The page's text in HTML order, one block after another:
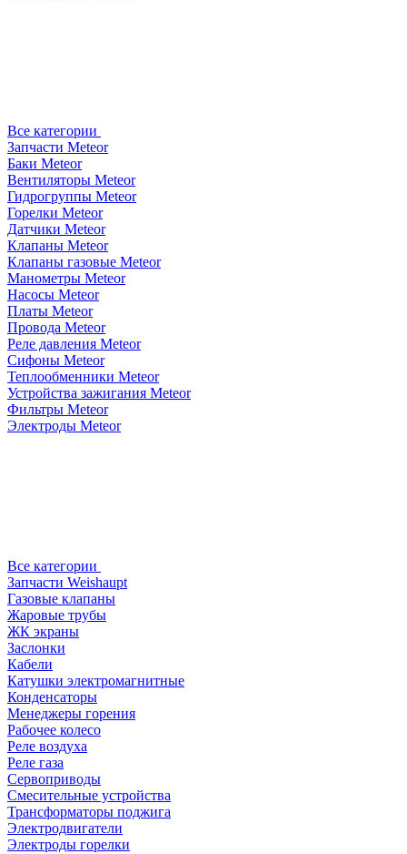
Все категории
Запчасти Meteor
Баки Meteor
Вентиляторы Meteor
Гидрогруппы Meteor
Горелки Meteor
Датчики Meteor
Клапаны Meteor
Клапаны газовые Meteor
Манометры Meteor
Насосы Meteor
Платы Meteor
Провода Meteor
Реле давления Meteor
Сифоны Meteor
Теплообменники Meteor
Устройства зажигания Meteor
Фильтры Meteor
Электроды Meteor
Все категории
Запчасти Weishaupt
Газовые клапаны
Жаровые трубы
ЖК экраны
Заслонки
Кабели
Катушки электромагнитные
Конденсаторы
Менеджеры горения
Рабочее колесо
Реле воздухa
Реле газа
Сервоприводы
Смесительные устройства
Трансформаторы поджига
Электродвигатели
Электроды горелки